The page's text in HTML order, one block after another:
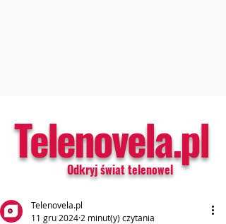
Telenovela.pl
Odkryj świat telenowel
Telenovela.pl
11 gru 2024 2 minut(y) czytania